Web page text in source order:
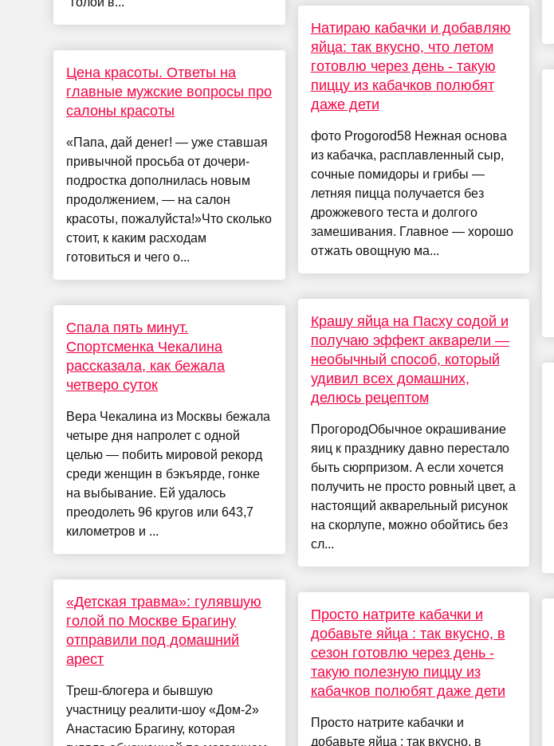
Цена красоты. Ответы на
главные мужские вопросы про
салоны красоты
«Папа, дай денег! — уже ставшая
привычной просьба от дочери-
подростка дополнилась новым
продолжением, — на салон
красоты, пожалуйста!»Что сколько
стоит, к каким расходам
готовиться и чего о...
Спала пять минут.
Спортсменка Чекалина
рассказала, как бежала
четверо суток
Вера Чекалина из Москвы бежала
четыре дня напролет с одной
целью — побить мировой рекорд
среди женщин в бэкъярде, гонке
на выбывание. Ей удалось
преодолеть 96 кругов или 643,7
километров и ...
«Детская травма»: гулявшую
голой по Москве Брагину
отправили под домашний
арест
Треш-блогера и бывшую
участницу реалити-шоу «Дом-2»
Анастасию Брагину, которая
Натираю кабачки и добавляю
яйца: так вкусно, что летом
готовлю через день - такую
пиццу из кабачков полюбят
даже дети
фото Progorod58 Нежная основа
из кабачка, расплавленный сыр,
сочные помидоры и грибы —
летняя пицца получается без
дрожжевого теста и долгого
замешивания. Главное — хорошо
отжать овощную ма...
Крашу яйца на Пасху содой и
получаю эффект акварели —
необычный способ, который
удивил всех домашних,
делюсь рецептом
ПрогородОбычное окрашивание
яиц к празднику давно перестало
быть сюрпризом. А если хочется
получить не просто ровный цвет, а
настоящий акварельный рисунок
на скорлупе, можно обойтись без
сл...
Просто натрите кабачки и
добавьте яйца : так вкусно, в
сезон готовлю через день -
такую полезную пиццу из
кабачков полюбят даже дети
Просто натрите кабачки и
добавьте яйца : так вкусно, в